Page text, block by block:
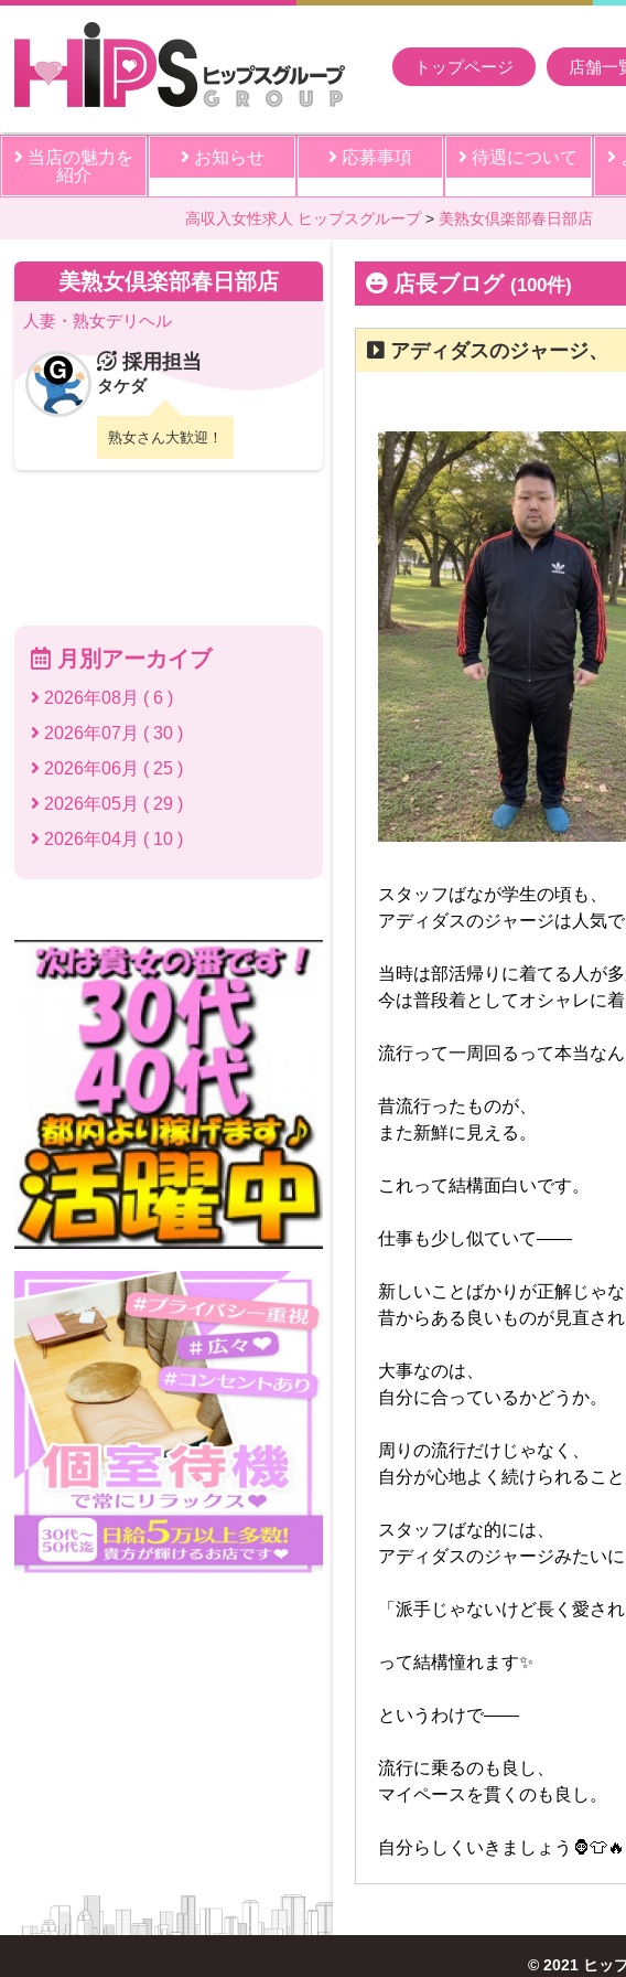
トップページ 店舗一
当店の魅力を
紹介
お知らせ 応募事項 待遇について
高収入女性求人 ヒップスグループ 美熟女倶楽部春日部店
店長ブログ (100件)
アディダスのジャージ、
スタッフばなが学生の頃も、
アディダスのジャージは人気で
当時は部活帰りに着てる人が多
今は普段着としてオシャレに
流行って一周回るって本当なん
昔流行ったものが、
また新鮮に見える。
これって結構面白いです。
仕事も少し似ていて――
新しいことばかりが正解じゃな
昔からある良いものが見直され
大事なのは、
自分に合っているかどうか。
周りの流行だけじゃなく、
自分が心地よく続けられるこ
スタッフばな的には、
アディダスのジャージみたいに
「派手じゃないけど長く愛され
って結構憧れます✨
というわけで――
流行に乗るのも良し、
マイペースを貫くのも良し。
自分らしくいきましょう🦍👕🔥
美熟女倶楽部春日部店
人妻・熟女デリヘル
採用担当
タケダ
熟女さん大歓迎！
月別アーカイブ
2026年08月 ( 6 )
2026年07月 ( 30 )
2026年06月 ( 25 )
2026年05月 ( 29 )
2026年04月 ( 10 )
© 2021 ヒッ